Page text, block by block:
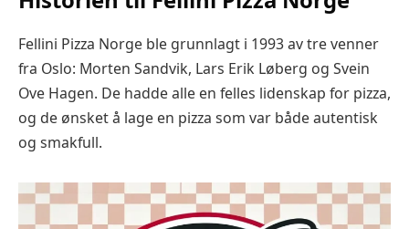
Fellini Pizza Norge ble grunnlagt i 1993 av tre venner
fra Oslo: Morten Sandvik, Lars Erik Løberg og Svein
Ove Hagen. De hadde alle en felles lidenskap for pizza,
og de ønsket å lage en pizza som var både autentisk
og smakfull.